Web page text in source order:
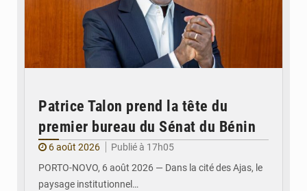
Patrice Talon prend la tête du
premier bureau du Sénat du Bénin
6 août 2026
Publié à 17h05
PORTO-NOVO, 6 août 2026 — Dans la cité des Ajas, le
paysage institutionnel…